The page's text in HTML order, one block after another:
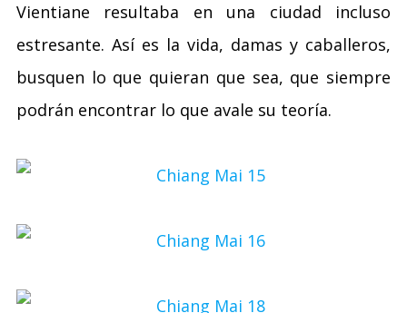
Vientiane resultaba en una ciudad incluso
estresante. Así es la vida, damas y caballeros,
busquen lo que quieran que sea, que siempre
podrán encontrar lo que avale su teoría.